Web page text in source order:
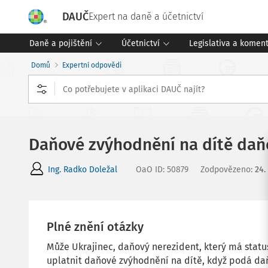
DAUČExpert na daně a účetnictví
Daně a pojištění Účetnictví Legislativa a
Domů Expertní odpovědi
Daňové zvýhodnění na dítě
Ing. Radko Doležal OaO ID: 50879 Zodpovězeno: 24.
Plné znění otázky
Může Ukrajinec, daňový nerezident, který má
uplatnit daňové zvýhodnění na dítě, když podá